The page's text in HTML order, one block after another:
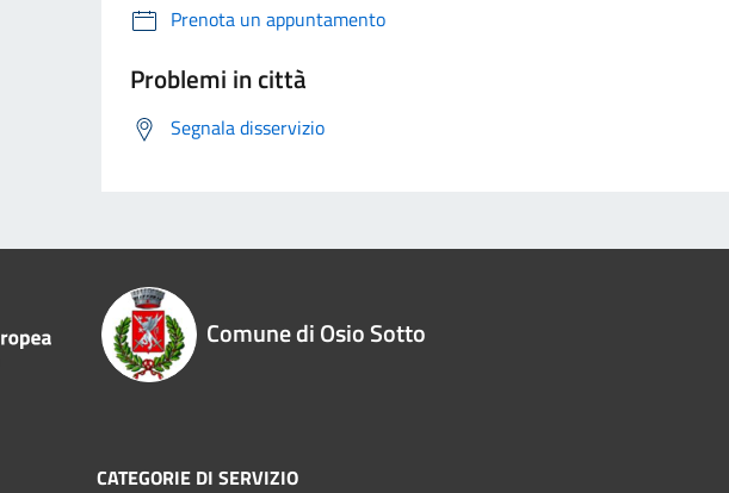
Prenota un appuntamento
Problemi in città
Segnala disservizio
Comune di Osio Sotto
CATEGORIE DI SERVIZIO